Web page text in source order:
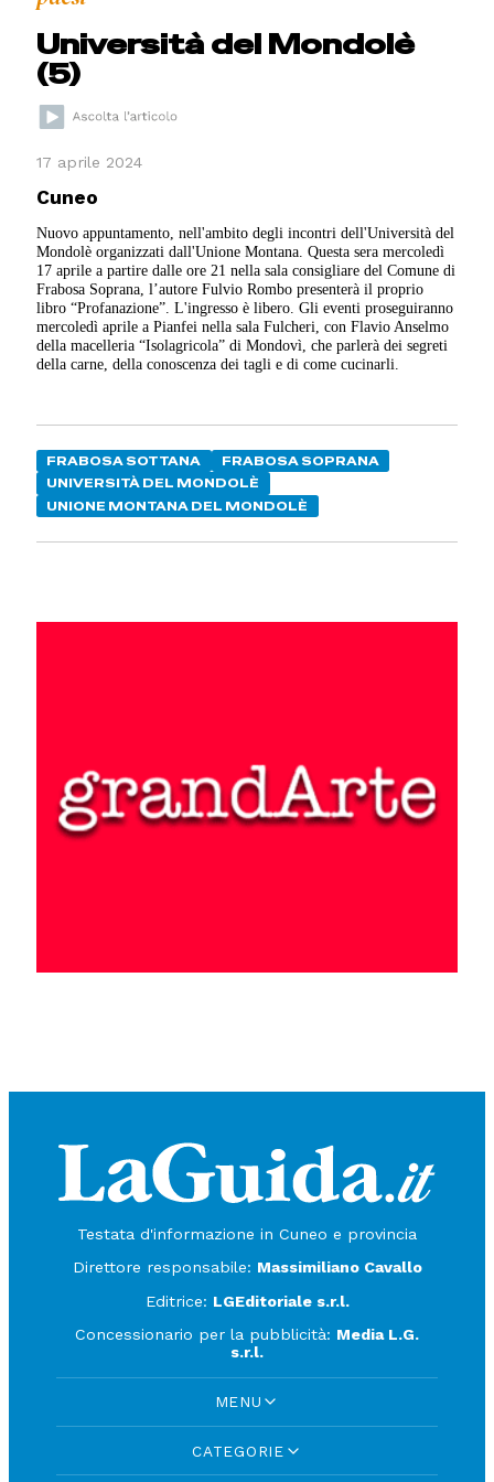
Università del Mondolè
(5)
17 aprile 2024
Cuneo
Nuovo appuntamento, nell'ambito degli incontri dell'Università del
Mondolè organizzati dall'Unione Montana. Questa sera mercoledì
17 aprile a partire dalle ore 21 nella sala consigliare del Comune di
Frabosa Soprana, l’autore Fulvio Rombo presenterà il proprio
libro “Profanazione”. L'ingresso è libero. Gli eventi proseguiranno
mercoledì aprile a Pianfei nella sala Fulcheri, con Flavio Anselmo
della macelleria “Isolagricola” di Mondovì, che parlerà dei segreti
della carne, della conoscenza dei tagli e di come cucinarli.
FRABOSA SOTTANA
FRABOSA SOPRANA
UNIVERSITÀ DEL MONDOLÈ
UNIONE MONTANA DEL MONDOLÈ
Testata d'informazione in Cuneo e provincia
Direttore responsabile: Massimiliano Cavallo
Editrice: LGEditoriale s.r.l.
Concessionario per la pubblicità: Media L.G.
s.r.l.
MENU
CATEGORIE